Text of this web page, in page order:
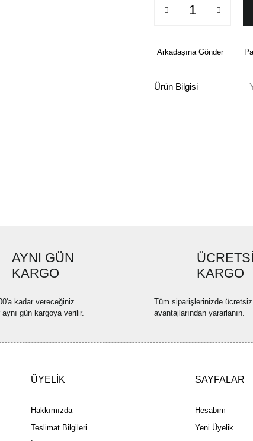
Arkadaşına Gönder
Ürün Bilgisi
Bu ürüne benzer farklı
AYNI GÜN
KARGO
kadar vereceğiniz
gün kargoya verilir.
KARGO
Tüm siparişlerinizde
avantajlarından yararlanın.
ÜYELİK
Hakkımızda
Teslimat Bilgileri
SAYFALAR
Hesabım
Yeni Üyelik